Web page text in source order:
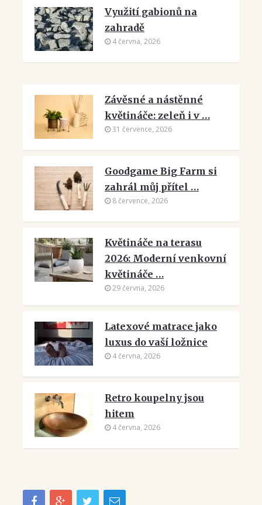
Využití gabionů na
zahradě
4 června, 2026
Závěsné a nástěnné
květináče: zeleň i v …
31 července, 2026
Goodgame Big Farm si
zahrál můj přítel …
8 července, 2026
Květináče na terasu
2026: Moderní venkovní
květináče …
29 června, 2026
Latexové matrace jako
luxus do vaší ložnice
4 června, 2026
Retro koupelny jsou
hitem
4 června, 2026